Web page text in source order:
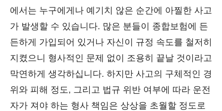
에서는 누구에게나 예기치 않은 순간에 아찔한 사고
가 발생할 수 있습니다. 많은 분들이 종합보험에 든
든하게 가입되어 있거나 자신이 규정 속도를 철저히
지켰으니 형사적인 문제 없이 조용히 끝날 것이라고
막연하게 생각하십니다. 하지만 사고의 구체적인 경
위와 피해 정도, 그리고 법규 위반 여부에 따라 운전
자가 져야 하는 형사 책임은 상상을 초월할 정도로